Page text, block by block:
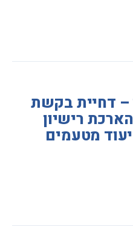
– דחיית בקשת
רישיון
מטעמים